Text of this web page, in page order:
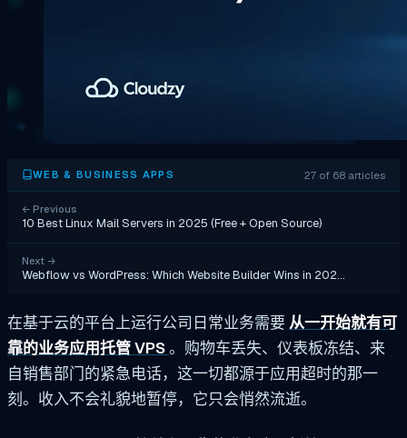
WEB & BUSINESS APPS 27 of 68 articles
← Previous
10 Best Linux Mail Servers in 2025 (Free + Open Source)
Next →
Webflow vs WordPress: Which Website Builder Wins in 202…
在基于云的平台上运行公司日常业务需要 从一开始就有可
靠的业务应用托管 VPS。购物车丢失、仪表板冻结、来
自销售部门的紧急电话，这一切都源于应用超时的那一
刻。收入不会礼貌地暂停，它只会悄然流逝。